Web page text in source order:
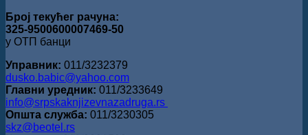
Број текућег рачуна:
325-9500600007469-50
у ОТП банци
Управник: 011/3232379
dusko.babic@yahoo.com
Главни уредник: 011/3233649
info@srpskaknjizevnazadruga.rs
Општа служба: 011/3230305
skz@beotel.rs